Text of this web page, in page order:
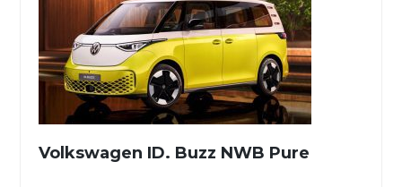
Volkswagen ID. Buzz NWB Pure